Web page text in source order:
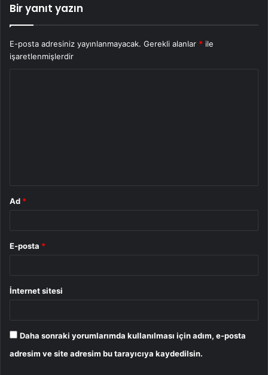
Bir yanıt yazın
E-posta adresiniz yayınlanmayacak. Gerekli alanlar * ile
işaretlenmişlerdir
Ad *
E-posta *
İnternet sitesi
Daha sonraki yorumlarımda kullanılması için adım, e-posta
adresim ve site adresim bu tarayıcıya kaydedilsin.